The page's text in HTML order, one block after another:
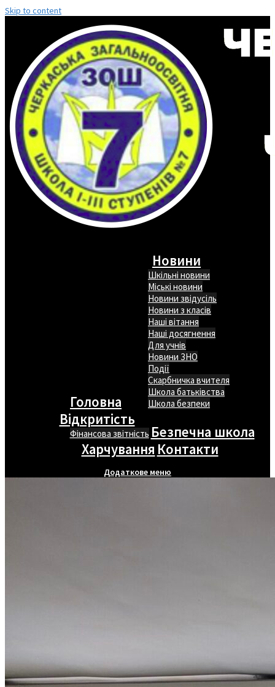
Skip to content
Головна
Новини
Шкільні новини
Міські новини
Новини звідусіль
Новини з класів
Наші вітання
Наші досягнення
Для учнів
Новини ЗНО
Події
Скарбничка вчителя
Школа батьківства
Школа безпеки
Відкритість
Фінансова звітність Безпечна школа
Харчування Контакти
Додаткове меню